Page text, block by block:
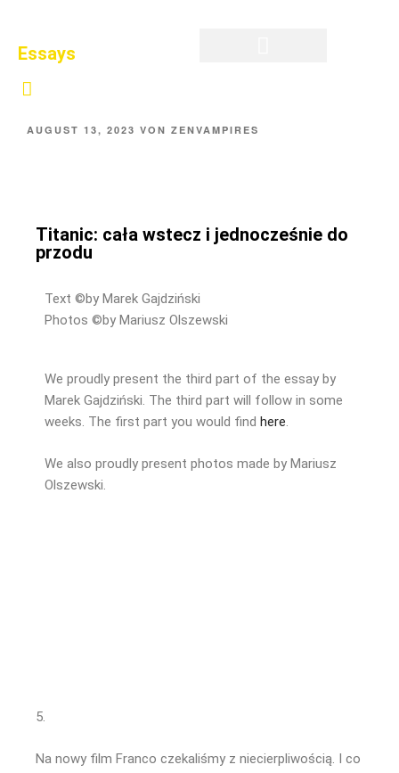
Essays
AUGUST 13, 2023 VON ZENVAMPIRES
Titanic: cała wstecz i jednocześnie do
przodu
Text ©by Marek Gajdziński
Photos ©by Mariusz Olszewski
We proudly present the third part of the essay by
Marek Gajdziński. The third part will follow in some
weeks. The first part you would find here.
We also proudly present photos made by Mariusz
Olszewski.
5.
Na nowy film Franco czekaliśmy z niecierpliwością. I co